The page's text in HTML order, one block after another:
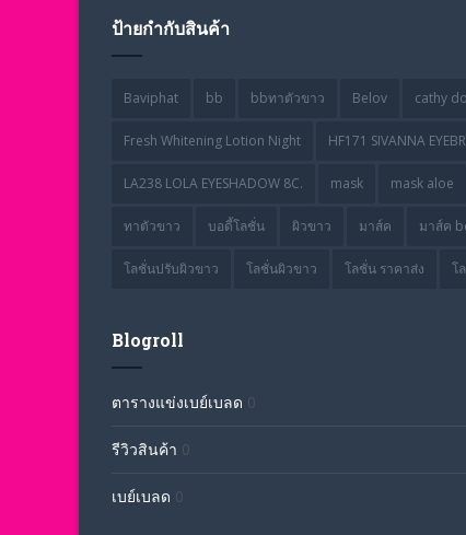
ป้ายกำกับสินค้า
Baviphat bb bbทาตัวขาว Belov cathy
Fresh Whitening Lotion Night HF171 SIVANNA
LA238 LOLA EYESHADOW 8C. mask mask aloe
ทาตัวขาว บอดี้โลชั่น ผิวขาว มาส์ค มาส์ค
โลชั่นปรับผิวขาว โลชั่นผิวขาว โลชั่น ราคาส่ง โ
Blogroll
ตารางแข่งเบย์เบลด 0
รีวิวสินค้า 0
เบย์เบลด 0